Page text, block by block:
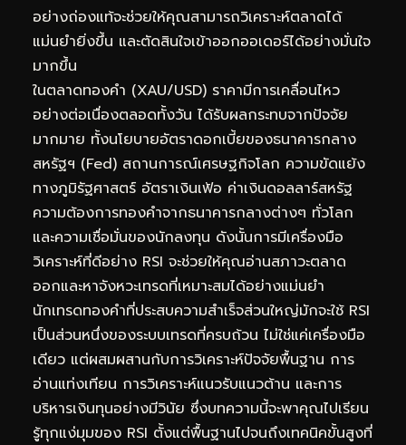
อย่างถ่องแท้จะช่วยให้คุณสามารถวิเคราะห์ตลาดได้
แม่นยำยิ่งขึ้น และตัดสินใจเข้าออกออเดอร์ได้อย่างมั่นใจ
มากขึ้น
ในตลาดทองคำ (XAU/USD) ราคามีการเคลื่อนไหว
อย่างต่อเนื่องตลอดทั้งวัน ได้รับผลกระทบจากปัจจัย
มากมาย ทั้งนโยบายอัตราดอกเบี้ยของธนาคารกลาง
สหรัฐฯ (Fed) สถานการณ์เศรษฐกิจโลก ความขัดแย้ง
ทางภูมิรัฐศาสตร์ อัตราเงินเฟ้อ ค่าเงินดอลลาร์สหรัฐ
ความต้องการทองคำจากธนาคารกลางต่างๆ ทั่วโลก
และความเชื่อมั่นของนักลงทุน ดังนั้นการมีเครื่องมือ
วิเคราะห์ที่ดีอย่าง RSI จะช่วยให้คุณอ่านสภาวะตลาด
ออกและหาจังหวะเทรดที่เหมาะสมได้อย่างแม่นยำ
นักเทรดทองคำที่ประสบความสำเร็จส่วนใหญ่มักจะใช้ RSI
เป็นส่วนหนึ่งของระบบเทรดที่ครบถ้วน ไม่ใช่แค่เครื่องมือ
เดียว แต่ผสมผสานกับการวิเคราะห์ปัจจัยพื้นฐาน การ
อ่านแท่งเทียน การวิเคราะห์แนวรับแนวต้าน และการ
บริหารเงินทุนอย่างมีวินัย ซึ่งบทความนี้จะพาคุณไปเรียน
รู้ทุกแง่มุมของ RSI ตั้งแต่พื้นฐานไปจนถึงเทคนิคขั้นสูงที่